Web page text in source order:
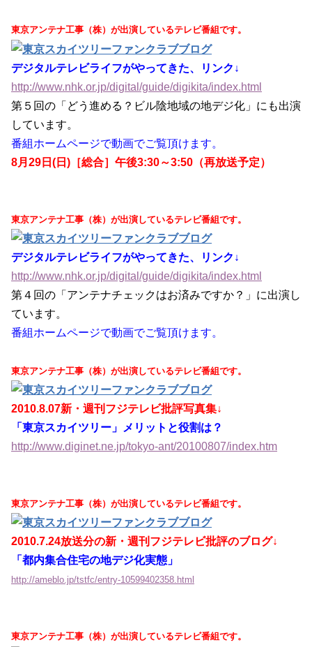
東京アンテナ工事（株）が出演しているテレビ番組です。
デジタルテレビライフがやってきた、リンク↓
http://www.nhk.or.jp/digital/guide/digikita/index.html
第５回の「どう進める？ビル陰地域の地デジ化」にも出演
しています。
番組ホームページで動画でご覧頂けます。
8月29日(日)［総合］午後3:30～3:50（再放送予定）
東京アンテナ工事（株）が出演しているテレビ番組です。
デジタルテレビライフがやってきた、リンク↓
http://www.nhk.or.jp/digital/guide/digikita/index.html
第４回の「アンテナチェックはお済みですか？」に出演し
ています。
番組ホームページで動画でご覧頂けます。
東京アンテナ工事（株）が出演しているテレビ番組です。
2010.8.07新・週刊フジテレビ批評写真集↓
「東京スカイツリー」メリットと役割は？
http://www.diginet.ne.jp/tokyo-ant/20100807/index.htm
東京アンテナ工事（株）が出演しているテレビ番組です。
2010.7.24放送分の新・週刊フジテレビ批評のブログ↓
「都内集合住宅の地デジ化実態」
http://ameblo.jp/tstfc/entry-10599402358.html
東京アンテナ工事（株）が出演しているテレビ番組です。